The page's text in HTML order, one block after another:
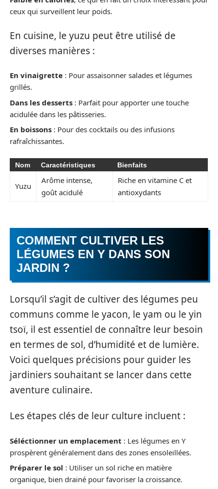
ceux qui surveillent leur poids.
En cuisine, le yuzu peut être utilisé de
diverses manières :
En vinaigrette : Pour assaisonner salades et légumes
grillés.
Dans les desserts : Parfait pour apporter une touche
acidulée dans les pâtisseries.
En boissons : Pour des cocktails ou des infusions
rafraîchissantes.
Nom Caractéristiques Bienfaits
Yuzu
Arôme intense,
goût acidulé
Riche en vitamine C et
antioxydants
COMMENT CULTIVER LES
LÉGUMES EN Y DANS SON
JARDIN ?
Lorsqu’il s’agit de cultiver des légumes peu
communs comme le yacon, le yam ou le yin
tsoï, il est essentiel de connaître leur besoin
en termes de sol, d’humidité et de lumière.
Voici quelques précisions pour guider les
jardiniers souhaitant se lancer dans cette
aventure culinaire.
Les étapes clés de leur culture incluent :
Séléctionner un emplacement : Les légumes en Y
prospèrent généralement dans des zones ensoleillées.
Préparer le sol : Utiliser un sol riche en matière
organique, bien drainé pour favoriser la croissance.